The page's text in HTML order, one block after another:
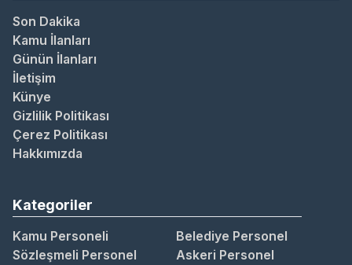
Son Dakika
Kamu İlanları
Günün İlanları
İletişim
Künye
Gizlilik Politikası
Çerez Politikası
Hakkımızda
Kategoriler
Kamu Personeli
Belediye Personel
Sözleşmeli Personel
Askeri Personel